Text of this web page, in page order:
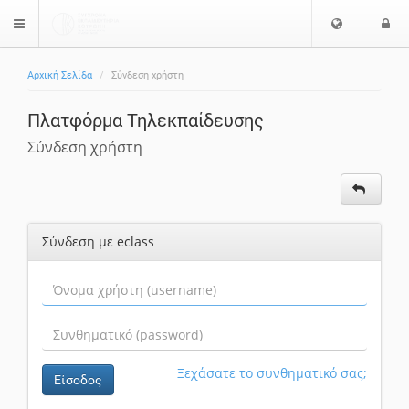
Επιλογή
Αρχική Σελίδα Σύνδεση χρήστη
Πλατφόρμα Τηλεκπαίδευσης
Σύνδεση χρήστη
Σύνδεση με eclass
Είσοδος Ξεχάσατε το συνθηματικό σας;